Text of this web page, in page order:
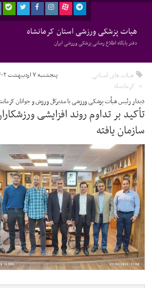
هیات پزشکی ورزشی استان کرمانشاه
دفتر پایگاه اطلاع رسانی پزشکی ورزشی ایران
هیات های استانی
کرمانشاه
پنجشنبه ۷ اردیبهشت ۱۴۰۲ - ۱۹:۳۹
دیدار رئیس هیأت پزشکی ورزشی با مدیرکل ورزش و جوانان
تأکید بر تداوم روند افزایشی
سازمان یافته